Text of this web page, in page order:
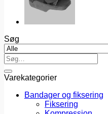
Søg
Søg
efter:
Varekategorier
Bandager og fiksering
Fiksering